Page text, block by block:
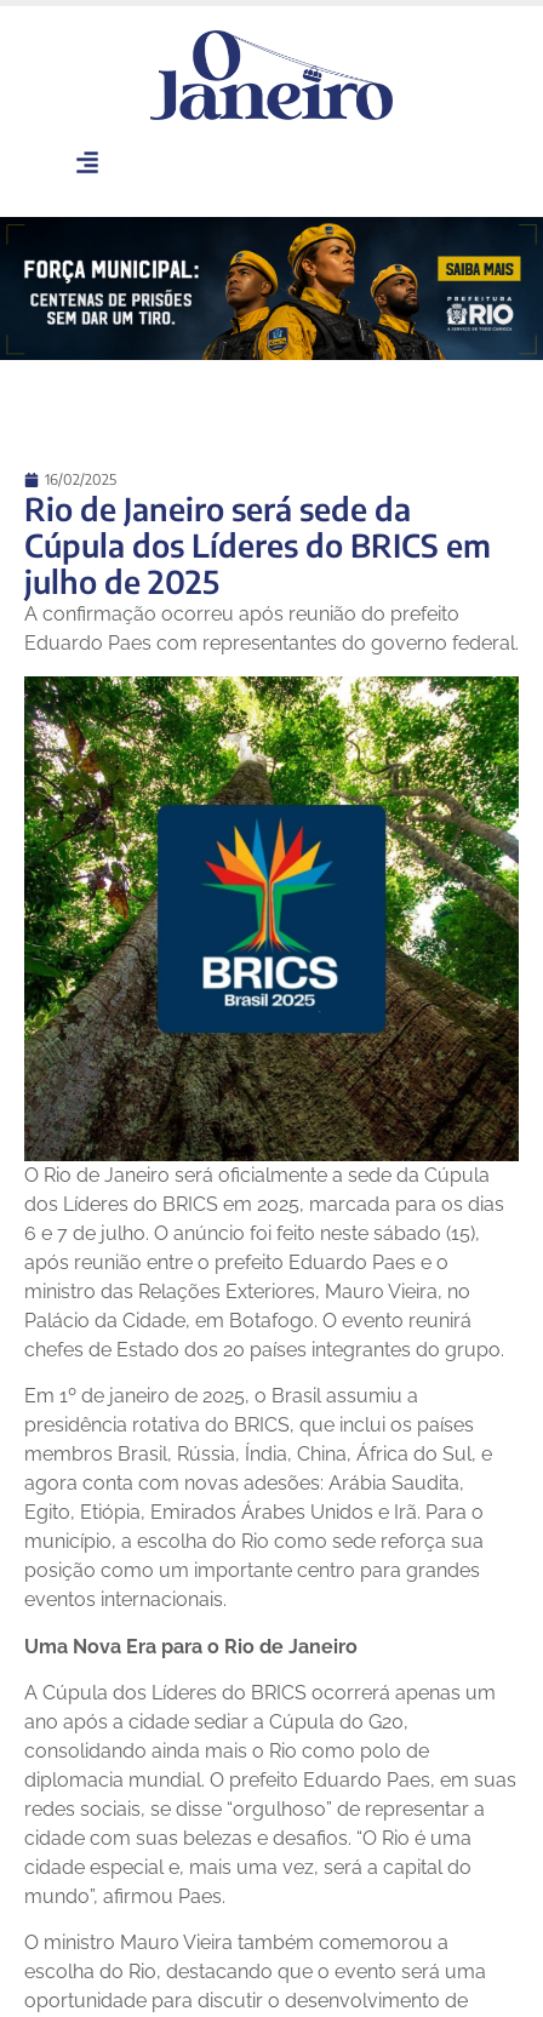
16/02/2025
Rio de Janeiro será sede da
Cúpula dos Líderes do BRICS em
julho de 2025
A confirmação ocorreu após reunião do prefeito
Eduardo Paes com representantes do governo federal.
O Rio de Janeiro será oficialmente a sede da Cúpula
dos Líderes do BRICS em 2025, marcada para os dias
6 e 7 de julho. O anúncio foi feito neste sábado (15),
após reunião entre o prefeito Eduardo Paes e o
ministro das Relações Exteriores, Mauro Vieira, no
Palácio da Cidade, em Botafogo. O evento reunirá
chefes de Estado dos 20 países integrantes do grupo.
Em 1º de janeiro de 2025, o Brasil assumiu a
presidência rotativa do BRICS, que inclui os países
membros Brasil, Rússia, Índia, China, África do Sul, e
agora conta com novas adesões: Arábia Saudita,
Egito, Etiópia, Emirados Árabes Unidos e Irã. Para o
município, a escolha do Rio como sede reforça sua
posição como um importante centro para grandes
eventos internacionais.
Uma Nova Era para o Rio de Janeiro
A Cúpula dos Líderes do BRICS ocorrerá apenas um
ano após a cidade sediar a Cúpula do G20,
consolidando ainda mais o Rio como polo de
diplomacia mundial. O prefeito Eduardo Paes, em suas
redes sociais, se disse “orgulhoso” de representar a
cidade com suas belezas e desafios. “O Rio é uma
cidade especial e, mais uma vez, será a capital do
mundo”, afirmou Paes.
O ministro Mauro Vieira também comemorou a
escolha do Rio, destacando que o evento será uma
oportunidade para discutir o desenvolvimento de